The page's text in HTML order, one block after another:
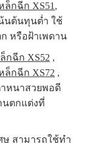
ล็กฉีก XS51 ,
นต้นทุนต่ำ ใช้
หรือฝ้าเพดาน
กฉีก XS52 ,
ล็กฉีก XS72 ,
หนาสวยพอดี
นตกแต่งที่
ษ สามารถใช้ทำ